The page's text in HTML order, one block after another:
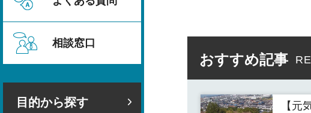
相談窓口
目的から探す
おすすめ記事
【元